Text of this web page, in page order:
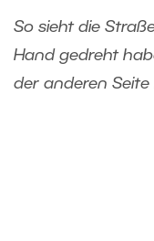
So sieht die
Hand gedreht
der anderen Seite